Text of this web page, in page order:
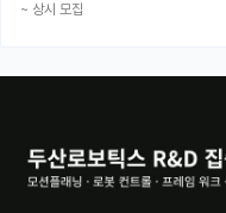
~ 상시 모집